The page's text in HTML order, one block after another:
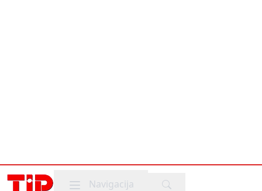
Mobile menu
Navigacija